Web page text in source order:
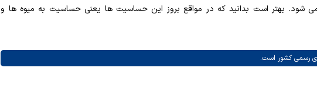
بهتر است بدانید که در مواقع بروز این حساسیت ها یعنی حساسیت به میوه ها و
رسمی کشور است.